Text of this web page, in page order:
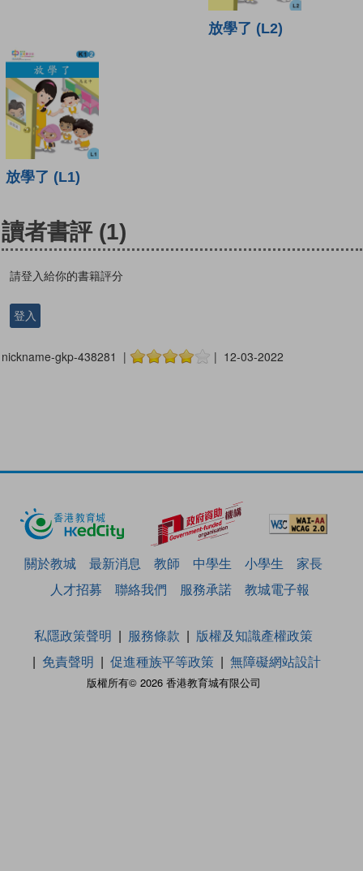
放學了 (L2)
放學了 (L1)
讀者書評 (1)
請登入給你的書籍評分
登入
nickname-gkp-438281 | | 12-03-2022
關於教城 最新消息 教師 中學生 小學生
家長
人才招募
聯絡我們 服務承諾 教城電子報
版權所有© 2026 香港教育城有限公司
私隱政策聲明 服務條款
版權及知識產權政策
免責聲明
促進種族平等政策 無障礙網站設計